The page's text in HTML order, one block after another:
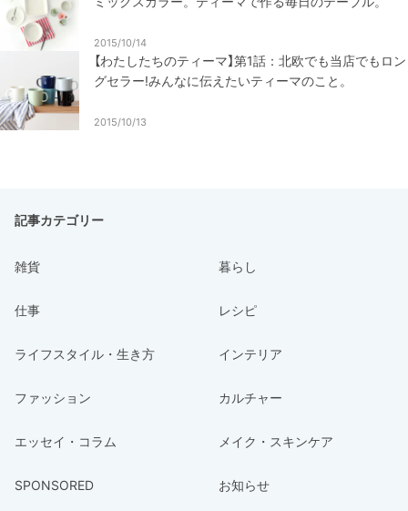
2015/10/14
【わたしたちのティーマ】第1話：北欧でも当店でもロン
グセラー!みんなに伝えたいティーマのこと。
2015/10/13
記事カテゴリー
雑貨 暮らし
仕事 レシピ
ライフスタイル・生き方 インテリア
ファッション カルチャー
エッセイ・コラム メイク・スキンケア
SPONSORED お知らせ